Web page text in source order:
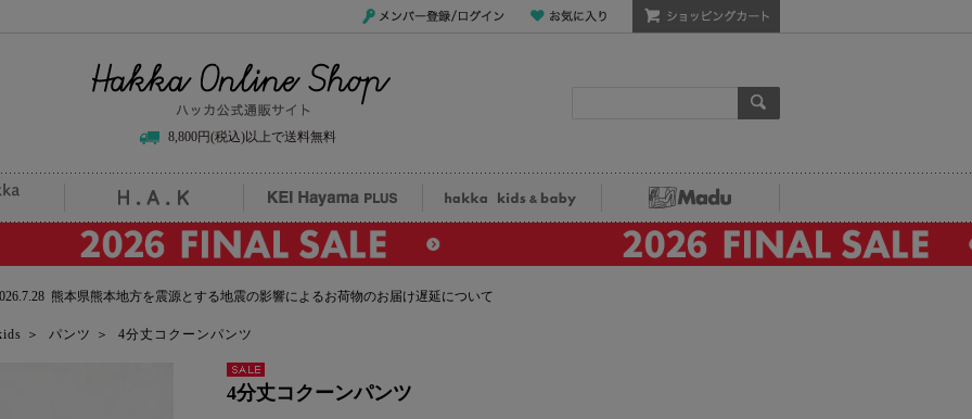
8,800円(税込)以上で送料無料
H.A.K KEI Hayama PLUS Madu
熊本県熊本地方を震源とする地震の影響によるお荷物のお届け遅延について
＞ パンツ ＞ 4分丈コクーンパンツ
セール
4分丈コクーンパンツ